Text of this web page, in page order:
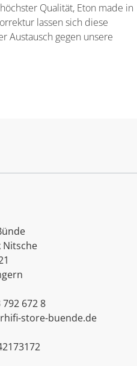
Qualität, Eton made in
lassen sich diese
Austausch gegen unsere
Nitsche
672 8
store-buende.de